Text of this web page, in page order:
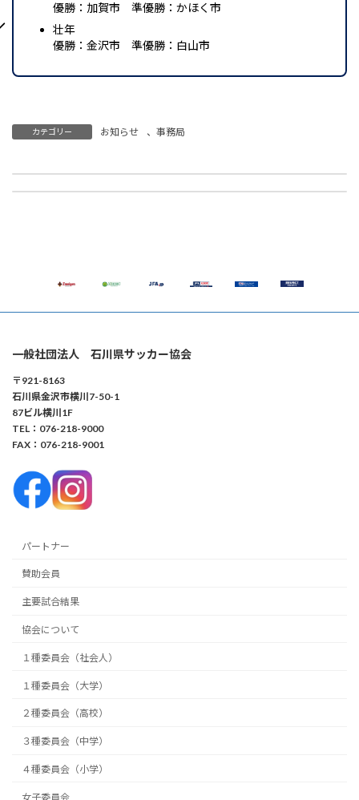
優勝：加賀市 準優勝：かほく市
壮年
優勝：金沢市 準優勝：白山市
カテゴリー お知らせ 、 事務局
【指導者】JFA公認Bライセンス養成講習会（JFAコース）トライアル2026 開催のご案内
一般社団法人 石川県サッカー協会
〒921-8163
石川県金沢市横川7-50-1
87ビル横川1F
TEL：076-218-9000
FAX：076-218-9001
パートナー
賛助会員
主要試合結果
協会について
１種委員会（社会人）
１種委員会（大学）
２種委員会（高校）
３種委員会（中学）
４種委員会（小学）
女子委員会